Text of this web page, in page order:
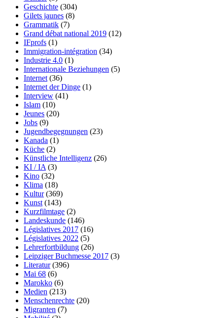
Geschichte (304)
Gilets jaunes (8)
Grammatik (7)
Grand débat national 2019 (12)
IFprofs (1)
Immigration-intégration (34)
Industrie 4.0 (1)
Internationale Beziehungen (5)
Internet (36)
Internet der Dinge (1)
Interview (41)
Islam (10)
Jeunes (20)
Jobs (9)
Jugendbegegnungen (23)
Kanada (1)
Küche (2)
Künstliche Intelligenz (26)
KI / IA (3)
Kino (32)
Klima (18)
Kultur(369)
Kunst (143)
Kurzfilmtage (2)
Landeskunde (146)
Législatives 2017 (16)
Législatives 2022 (5)
Lehrerfortbildung (26)
Leipziger Buchmesse 2017 (3)
Literatur(396)
Mai 68 (6)
Marokko (6)
Medien (213)
Menschenrechte (20)
Migranten (7)